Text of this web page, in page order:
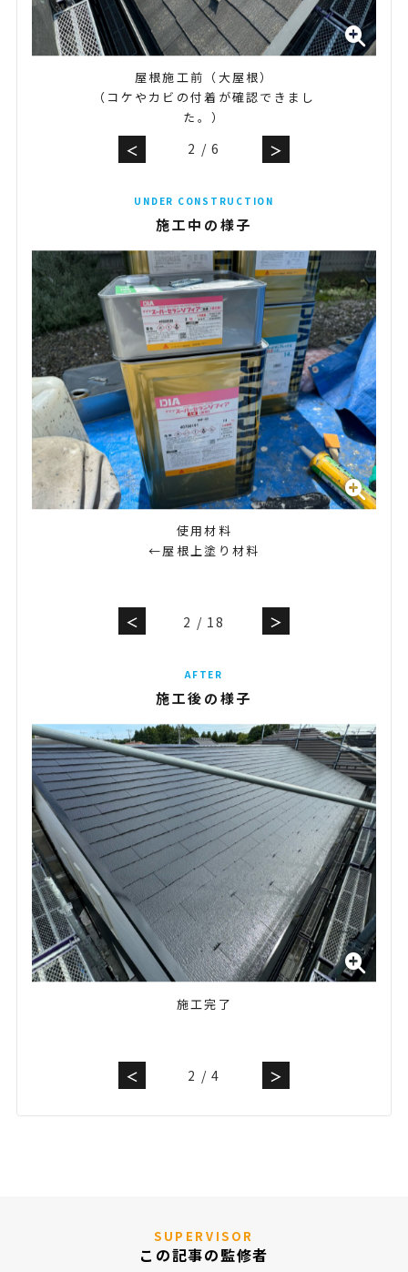
＜
屋根施工前（大屋根）
（コケやカビの付着が確認できまし
た。）
＞
2 /6
UNDER CONSTRUCTION
施工中の様子
＜
使用材料
←屋根上塗り材料
＞
2 / 18
AFTER
施工後の様子
＜
施工完了
＞
2 /4
SUPERVISOR
この記事の監修者